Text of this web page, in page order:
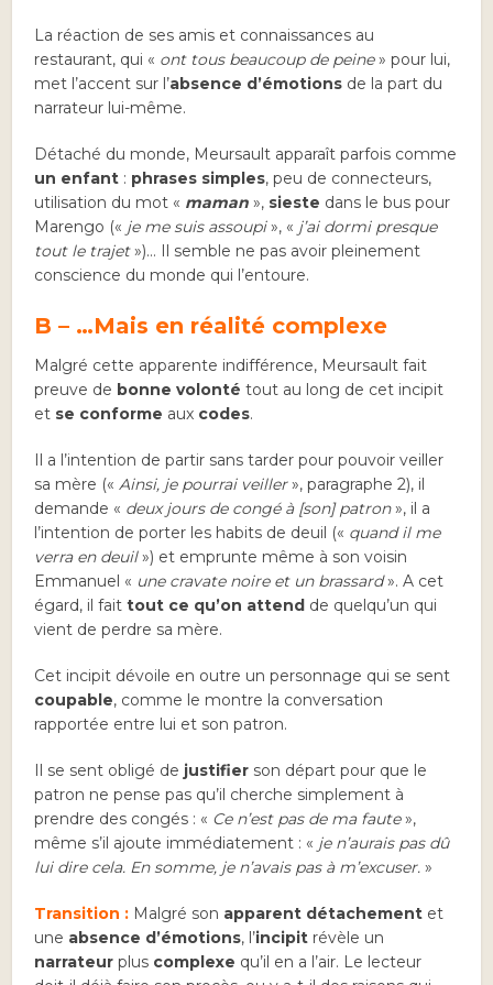
La réaction de ses amis et connaissances au
restaurant, qui « ont tous beaucoup de peine» pour lui,
met l’accent sur l’absence d’émotions de la part du
narrateur lui-même.
Détaché du monde, Meursault apparaît parfois comme
un enfant : phrases simples, peu de connecteurs,
utilisation du mot « maman», sieste dans le bus pour
Marengo (« je me suis assoupi», « j’ai dormi presque
tout le trajet»)… Il semble ne pas avoir pleinement
conscience du monde qui l’entoure.
B – …Mais en réalité complexe
Malgré cette apparente indifférence, Meursault fait
preuve de bonne volonté tout au long de cet incipit
et se conforme aux codes.
Il a l’intention de partir sans tarder pour pouvoir veiller
sa mère («Ainsi, je pourrai veiller», paragraphe 2), il
demande « deux jours de congé à [son] patron», il a
l’intention de porter les habits de deuil (« quand il me
verra en deuil») et emprunte même à son voisin
Emmanuel « une cravate noire et un brassard». A cet
égard, il faittout ce qu’on attend de quelqu’un qui
vient de perdre sa mère.
Cet incipit dévoile en outre un personnage qui se sent
coupable, comme le montre la conversation
rapportée entre lui et son patron.
Il se sent obligé de justifier son départ pour que le
patron ne pense pas qu’il cherche simplement à
prendre des congés : « Ce n’est pas de ma faute»,
même s’il ajoute immédiatement : « je n’aurais pas dû
lui dire cela. En somme, je n’avais pas à m’excuser. »
Transition : Malgré son apparent détachement et
une absence d’émotions, l’incipit révèle un
narrateur plus complexe qu’il en a l’air. Le lecteur